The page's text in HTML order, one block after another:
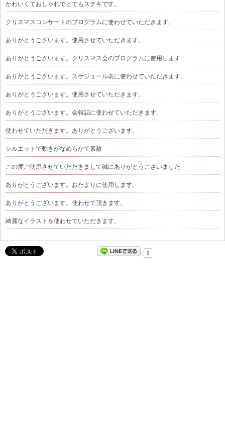
かわいくておしゃれでとてもステキです。
クリスマスコンサートのプログラムに使わせていただきます。
ありがとうございます。使用させていただきます。
ありがとうございます。クリスマス会のプログラムに使用します
ありがとうございます。スケジュール表に使わせていただきます。
ありがとうございます。使用させていただきます。
ありがとうございます。会報誌に使わせていただきます。
使わせていただきます。ありがとうございます。
シルエットで動きがなめらかで素敵
この度ご使用させていただきまして誠にありがとうございました
ありがとうございます。おたよりに使用します。
ありがとうございます。使わせて頂きます。
綺麗なイラストを使わせていただきます。
0